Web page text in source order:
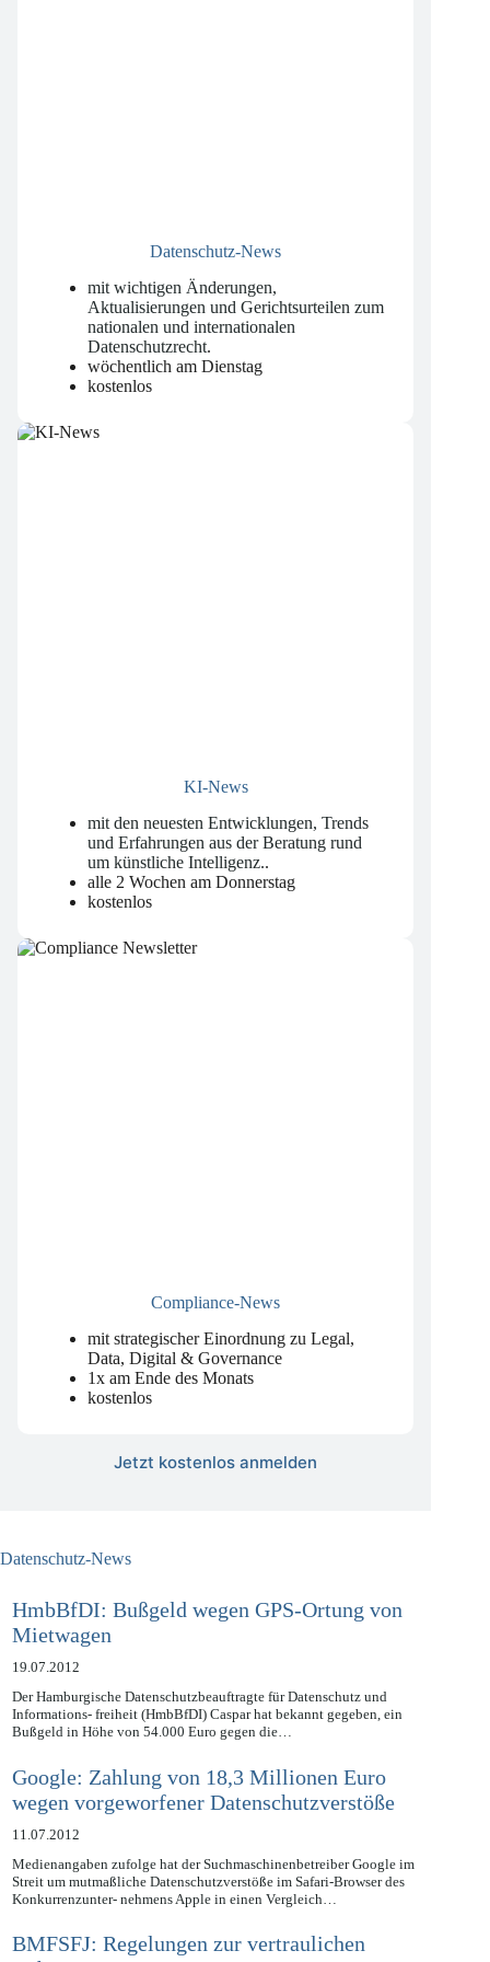
Datenschutz-News
mit wichtigen Änderungen,
Aktualisierungen und Gerichtsurteilen zum
nationalen und internationalen
Datenschutzrecht.
wöchentlich am Dienstag
kostenlos
KI-News
mit den neuesten Entwicklungen, Trends
und Erfahrungen aus der Beratung rund
um künstliche Intelligenz..
alle 2 Wochen am Donnerstag
kostenlos
Compliance-News
mit strategischer Einordnung zu Legal,
Data, Digital & Governance
1x am Ende des Monats
kostenlos
Jetzt kostenlos anmelden
Datenschutz-News
HmbBfDI: Bußgeld wegen GPS-Ortung von
Mietwagen
19.07.2012
Der Hamburgische Datenschutzbeauftragte für Datenschutz und
Informations- freiheit (HmbBfDI) Caspar hat bekannt gegeben, ein
Bußgeld in Höhe von 54.000 Euro gegen die…
Google: Zahlung von 18,3 Millionen Euro
wegen vorgeworfener Datenschutzverstöße
11.07.2012
Medienangaben zufolge hat der Suchmaschinenbetreiber Google im
Streit um mutmaßliche Datenschutzverstöße im Safari-Browser des
Konkurrenzunter- nehmens Apple in einen Vergleich…
BMFSFJ: Regelungen zur vertraulichen